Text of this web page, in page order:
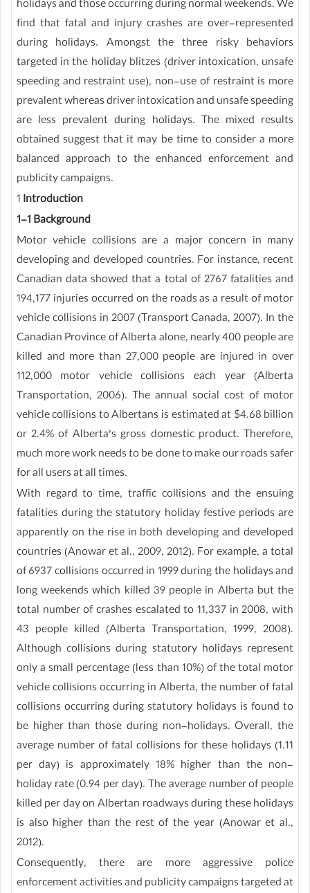
holidays and those occurring during normal weekends. We
find that fatal and injury crashes are over-represented
during holidays. Amongst the three risky behaviors
targeted in the holiday blitzes (driver intoxication, unsafe
speeding and restraint use), non-use of restraint is more
prevalent whereas driver intoxication and unsafe speeding
are less prevalent during holidays. The mixed results
obtained suggest that it may be time to consider a more
balanced approach to the enhanced enforcement and
publicity campaigns.
1 Introduction
1-1 Background
Motor vehicle collisions are a major concern in many
developing and developed countries. For instance, recent
Canadian data showed that a total of 2767 fatalities and
194,177 injuries occurred on the roads as a result of motor
vehicle collisions in 2007 (Transport Canada, 2007). In the
Canadian Province of Alberta alone, nearly 400 people are
killed and more than 27,000 people are injured in over
112,000 motor vehicle collisions each year (Alberta
Transportation, 2006). The annual social cost of motor
vehicle collisions to Albertans is estimated at $4.68 billion
or 2.4% of Alberta’s gross domestic product. Therefore,
much more work needs to be done to make our roads safer
for all users at all times.
With regard to time, traffic collisions and the ensuing
fatalities during the statutory holiday festive periods are
apparently on the rise in both developing and developed
countries (Anowar et al., 2009, 2012). For example, a total
of 6937 collisions occurred in 1999 during the holidays and
long weekends which killed 39 people in Alberta but the
total number of crashes escalated to 11,337 in 2008, with
43 people killed (Alberta Transportation, 1999, 2008).
Although collisions during statutory holidays represent
only a small percentage (less than 10%) of the total motor
vehicle collisions occurring in Alberta, the number of fatal
collisions occurring during statutory holidays is found to
be higher than those during non-holidays. Overall, the
average number of fatal collisions for these holidays (1.11
per day) is approximately 18% higher than the non-
holiday rate (0.94 per day). The average number of people
killed per day on Albertan roadways during these holidays
is also higher than the rest of the year (Anowar et al.,
2012).
Consequently, there are more aggressive police
enforcement activities and publicity campaigns targeted at